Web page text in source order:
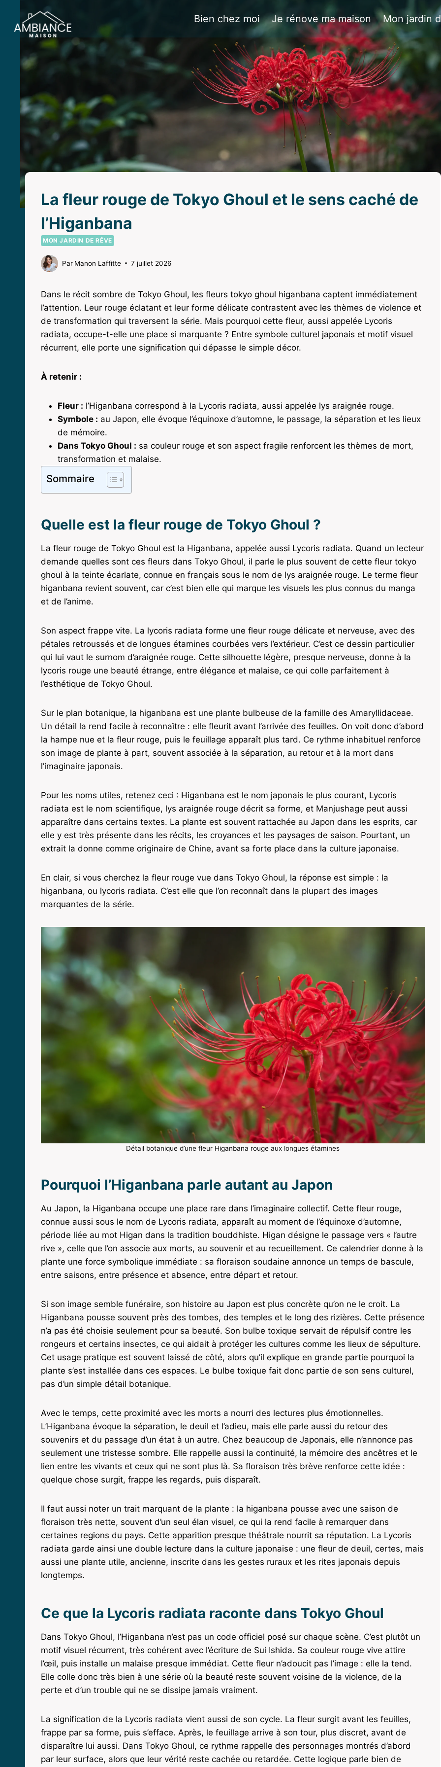
contenu
Bien chez moi Je rénove ma maison Mon jardin
La fleur rouge de Tokyo Ghoul et le sens caché de
l’Higanbana
MON JARDIN DE RÊVE
Par Manon Laffitte 7 juillet 2026
Dans le récit sombre de Tokyo Ghoul, les fleurs tokyo ghoul higanbana captent immédiatement
l’attention. Leur rouge éclatant et leur forme délicate contrastent avec les thèmes de violence et
de transformation qui traversent la série. Mais pourquoi cette fleur, aussi appelée Lycoris
radiata, occupe-t-elle une place si marquante ? Entre symbole culturel japonais et motif visuel
récurrent, elle porte une signification qui dépasse le simple décor.
À retenir :
Fleur : l’Higanbana correspond à la Lycoris radiata, aussi appelée lys araignée rouge.
Symbole : au Japon, elle évoque l’équinoxe d’automne, le passage, la séparation et les lieux
de mémoire.
Dans Tokyo Ghoul : sa couleur rouge et son aspect fragile renforcent les thèmes de mort,
transformation et malaise.
Sommaire
Quelle est la fleur rouge de Tokyo Ghoul ?
La fleur rouge de Tokyo Ghoul est la Higanbana, appelée aussi Lycoris radiata. Quand un lecteur
demande quelles sont ces fleurs dans Tokyo Ghoul, il parle le plus souvent de cette fleur tokyo
ghoul à la teinte écarlate, connue en français sous le nom de lys araignée rouge. Le terme fleur
higanbana revient souvent, car c’est bien elle qui marque les visuels les plus connus du manga
et de l’anime.
Son aspect frappe vite. La lycoris radiata forme une fleur rouge délicate et nerveuse, avec des
pétales retroussés et de longues étamines courbées vers l’extérieur. C’est ce dessin particulier
qui lui vaut le surnom d’araignée rouge. Cette silhouette légère, presque nerveuse, donne à la
lycoris rouge une beauté étrange, entre élégance et malaise, ce qui colle parfaitement à
l’esthétique de Tokyo Ghoul.
Sur le plan botanique, la higanbana est une plante bulbeuse de la famille des Amaryllidaceae.
Un détail la rend facile à reconnaître : elle fleurit avant l’arrivée des feuilles. On voit donc d’abord
la hampe nue et la fleur rouge, puis le feuillage apparaît plus tard. Ce rythme inhabituel renforce
son image de plante à part, souvent associée à la séparation, au retour et à la mort dans
l’imaginaire japonais.
Pour les noms utiles, retenez ceci : Higanbana est le nom japonais le plus courant, Lycoris
radiata est le nom scientifique, lys araignée rouge décrit sa forme, et Manjushage peut aussi
apparaître dans certains textes. La plante est souvent rattachée au Japon dans les esprits, car
elle y est très présente dans les récits, les croyances et les paysages de saison. Pourtant, un
extrait la donne comme originaire de Chine, avant sa forte place dans la culture japonaise.
En clair, si vous cherchez la fleur rouge vue dans Tokyo Ghoul, la réponse est simple : la
higanbana, ou lycoris radiata. C’est elle que l’on reconnaît dans la plupart des images
marquantes de la série.
Détail botanique d’une fleur Higanbana rouge aux longues étamines
Pourquoi l’Higanbana parle autant au Japon
Au Japon, la Higanbana occupe une place rare dans l’imaginaire collectif. Cette fleur rouge,
connue aussi sous le nom de Lycoris radiata, apparaît au moment de l’équinoxe d’automne,
période liée au mot Higan dans la tradition bouddhiste. Higan désigne le passage vers « l’autre
rive », celle que l’on associe aux morts, au souvenir et au recueillement. Ce calendrier donne à la
plante une force symbolique immédiate : sa floraison soudaine annonce un temps de bascule,
entre saisons, entre présence et absence, entre départ et retour.
Si son image semble funéraire, son histoire au Japon est plus concrète qu’on ne le croit. La
Higanbana pousse souvent près des tombes, des temples et le long des rizières. Cette présence
n’a pas été choisie seulement pour sa beauté. Son bulbe toxique servait de répulsif contre les
rongeurs et certains insectes, ce qui aidait à protéger les cultures comme les lieux de sépulture.
Cet usage pratique est souvent laissé de côté, alors qu’il explique en grande partie pourquoi la
plante s’est installée dans ces espaces. Le bulbe toxique fait donc partie de son sens culturel,
pas d’un simple détail botanique.
Avec le temps, cette proximité avec les morts a nourri des lectures plus émotionnelles.
L’Higanbana évoque la séparation, le deuil et l’adieu, mais elle parle aussi du retour des
souvenirs et du passage d’un état à un autre. Chez beaucoup de Japonais, elle n’annonce pas
seulement une tristesse sombre. Elle rappelle aussi la continuité, la mémoire des ancêtres et le
lien entre les vivants et ceux qui ne sont plus là. Sa floraison très brève renforce cette idée :
quelque chose surgit, frappe les regards, puis disparaît.
Il faut aussi noter un trait marquant de la plante : la higanbana pousse avec une saison de
floraison très nette, souvent d’un seul élan visuel, ce qui la rend facile à remarquer dans
certaines regions du pays. Cette apparition presque théâtrale nourrit sa réputation. La Lycoris
radiata garde ainsi une double lecture dans la culture japonaise : une fleur de deuil, certes, mais
aussi une plante utile, ancienne, inscrite dans les gestes ruraux et les rites japonais depuis
longtemps.
Ce que la Lycoris radiata raconte dans Tokyo Ghoul
Dans Tokyo Ghoul, l’Higanbana n’est pas un code officiel posé sur chaque scène. C’est plutôt un
motif visuel récurrent, très cohérent avec l’écriture de Sui Ishida. Sa couleur rouge vive attire
l’œil, puis installe un malaise presque immédiat. Cette fleur n’adoucit pas l’image : elle la tend.
Elle colle donc très bien à une série où la beauté reste souvent voisine de la violence, de la
perte et d’un trouble qui ne se dissipe jamais vraiment.
La signification de la Lycoris radiata vient aussi de son cycle. La fleur surgit avant les feuilles,
frappe par sa forme, puis s’efface. Après, le feuillage arrive à son tour, plus discret, avant de
disparaître lui aussi. Dans Tokyo Ghoul, ce rythme rappelle des personnages montrés d’abord
par leur surface, alors que leur vérité reste cachée ou retardée. Cette logique parle bien de